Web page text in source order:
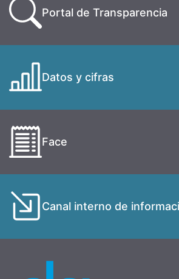
Portal de Transparencia
Datos y cifras
Face
Canal interno de